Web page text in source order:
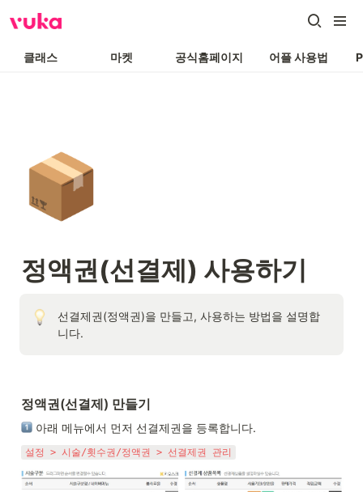
클래스 마켓 공식홈페이지 어플 사용법
📦
정액권(선결제) 사용하기
선결제권(정액권)을 만들고, 사용하는 방법을 설명합
니다.
정액권(선결제) 만들기
아래 메뉴에서 먼저 선결제권을 등록합니다.
설정 > 시술/횟수권/정액권 > 선결제권 관리